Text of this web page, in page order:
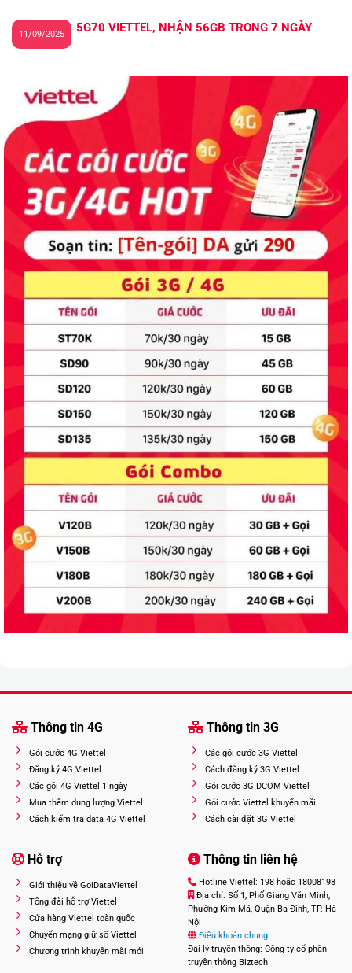
5G70 VIETTEL, NHẬN 56GB TRONG 7 NGÀY
11/09/2025
Thông tin 4G
Gói cước 4G Viettel
Đăng ký 4G Viettel
Các gói 4G Viettel 1 ngày
Mua thêm dung lượng Viettel
Cách kiểm tra data 4G Viettel
Thông tin 3G
Các gói cước 3G Viettel
Cách đăng ký 3G Viettel
Gói cước 3G DCOM Viettel
Gói cước Viettel khuyến mãi
Cách cài đặt 3G Viettel
Hỗ trợ
Giới thiệu về GoiDataViettel
Tổng đài hỗ trợ Viettel
Cửa hàng Viettel toàn quốc
Chuyển mạng giữ số Viettel
Chương trình khuyến mãi mới
Thông tin liên hệ
Hotline Viettel: 198 hoặc 18008198
Địa chỉ: Số 1, Phố Giang Văn Minh,
Phường Kim Mã, Quận Ba Đình, TP. Hà
Nội
Điều khoản chung
Đại lý truyền thông: Công ty cổ phần
truyền thông Biztech